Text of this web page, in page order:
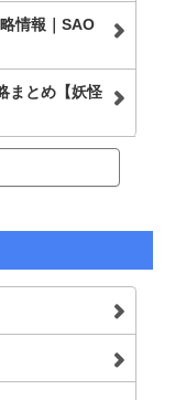
情報｜SAO
まとめ【妖怪